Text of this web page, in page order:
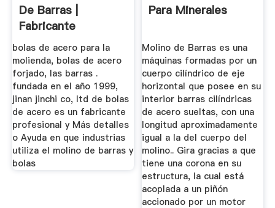
De Barras |
Fabricante
Profesional De ...
bolas de acero para la
molienda, bolas de acero
forjado, las barras .
fundada en el año 1999,
jinan jinchi co, ltd de bolas
de acero es un fabricante
profesional y Más detalles
o Ayuda en que industrias
utiliza el molino de barras y
bolas
Para Minerales
Molino de Barras es una
máquinas formadas por un
cuerpo cilíndrico de eje
horizontal que posee en su
interior barras cilíndricas
de acero sueltas, con una
longitud aproximadamente
igual a la del cuerpo del
molino.. Gira gracias a que
tiene una corona en su
estructura, la cual está
acoplada a un piñón
accionado por un motor